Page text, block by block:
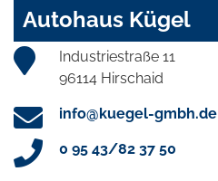
Autohaus Kügel
Industriestraße 11
96114 Hirschaid
info@kuegel-gmbh.de
0 95 43/82 37 50